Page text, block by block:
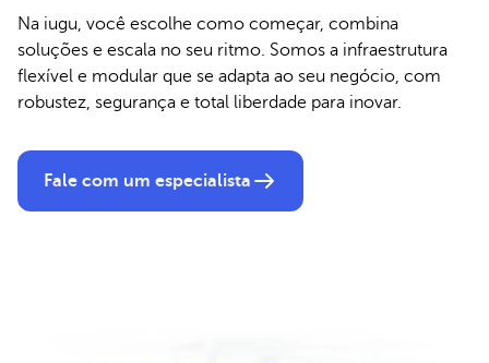
Na iugu, você escolhe como começar, combina
soluções e escala no seu ritmo. Somos a infraestrutura
flexível e modular que se adapta ao seu negócio, com
robustez, segurança e total liberdade para inovar.
Fale com um especialista